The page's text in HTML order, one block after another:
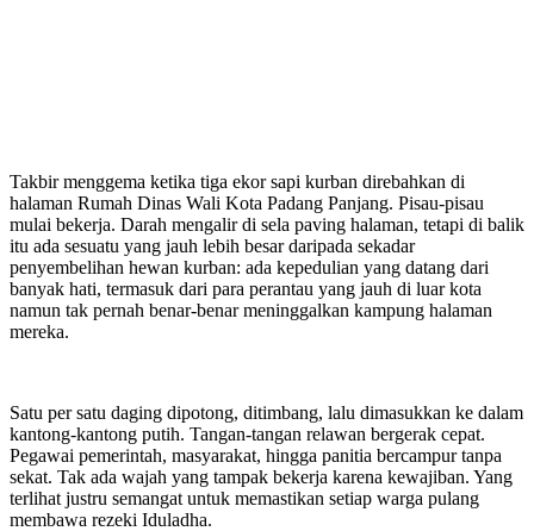
Takbir menggema ketika tiga ekor sapi kurban direbahkan di
halaman Rumah Dinas Wali Kota Padang Panjang. Pisau-pisau
mulai bekerja. Darah mengalir di sela paving halaman, tetapi di balik
itu ada sesuatu yang jauh lebih besar daripada sekadar
penyembelihan hewan kurban: ada kepedulian yang datang dari
banyak hati, termasuk dari para perantau yang jauh di luar kota
namun tak pernah benar-benar meninggalkan kampung halaman
mereka.
Satu per satu daging dipotong, ditimbang, lalu dimasukkan ke dalam
kantong-kantong putih. Tangan-tangan relawan bergerak cepat.
Pegawai pemerintah, masyarakat, hingga panitia bercampur tanpa
sekat. Tak ada wajah yang tampak bekerja karena kewajiban. Yang
terlihat justru semangat untuk memastikan setiap warga pulang
membawa rezeki Iduladha.